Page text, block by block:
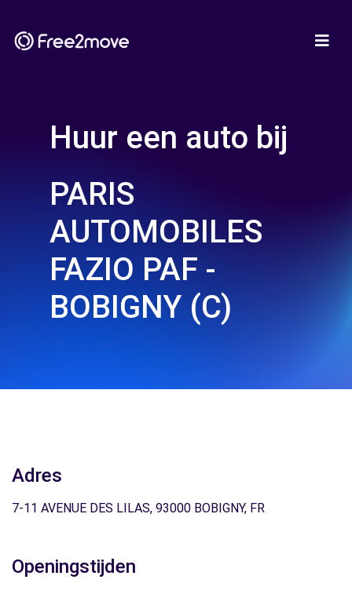
Huur een auto bij
PARIS
AUTOMOBILES
FAZIO PAF -
BOBIGNY (C)
Adres
7-11 AVENUE DES LILAS, 93000 BOBIGNY, FR
Openingstijden